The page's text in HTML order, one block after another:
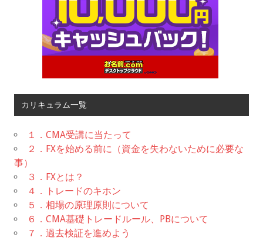
カリキュラム一覧
１．CMA受講に当たって
２．FXを始める前に（資金を失わないために必要な
事）
３．FXとは？
４．トレードのキホン
５．相場の原理原則について
６．CMA基礎トレードルール、PBについて
７．過去検証を進めよう